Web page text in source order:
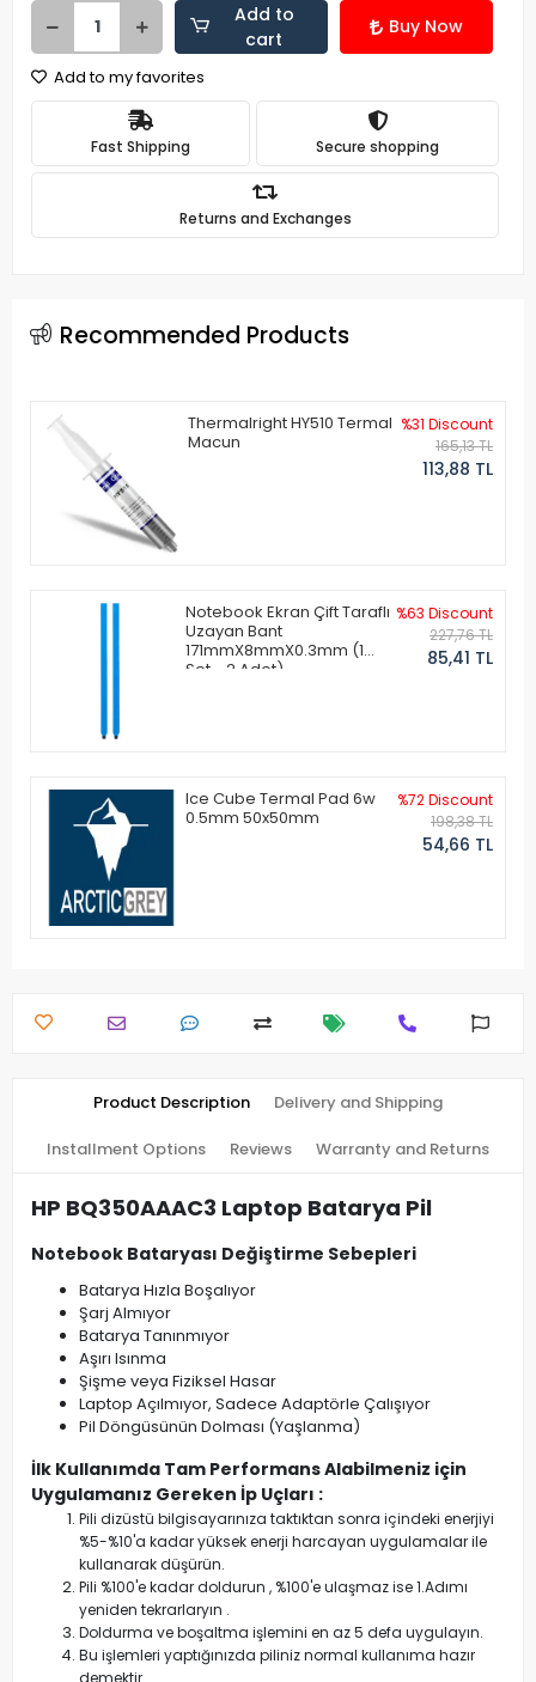
Add to
cart
Buy Now
Add to my favorites
Fast Shipping Secure shopping
Returns and Exchanges
Recommended Products
Thermalright HY510 Termal
Macun
%31 Discount
165,13 TL
113,88 TL
Notebook Ekran Çift Taraflı
Uzayan Bant
171mmX8mmX0.3mm (1
Set - 2 Adet)
%63 Discount
227,76 TL
85,41 TL
Ice Cube Termal Pad 6w
0.5mm 50x50mm
%72 Discount
198,38 TL
54,66 TL
Product Description Delivery and Shipping
Installment Options Reviews Warranty and Returns
HP BQ350AAAC3 Laptop Batarya Pil
Notebook Bataryası Değiştirme Sebepleri
Batarya Hızla Boşalıyor
Şarj Almıyor
Batarya Tanınmıyor
Aşırı Isınma
Şişme veya Fiziksel Hasar
Laptop Açılmıyor, Sadece Adaptörle Çalışıyor
Pil Döngüsünün Dolması (Yaşlanma)
İlk Kullanımda Tam Performans Alabilmeniz için
Uygulamanız Gereken İp Uçları :
Pili dizüstü bilgisayarınıza taktıktan sonra içindeki enerjiyi
%5-%10'a kadar yüksek enerji harcayan uygulamalar ile
kullanarak düşürün.
Pili %100'e kadar doldurun , %100'e ulaşmaz ise 1.Adımı
yeniden tekrarlaryın .
Doldurma ve boşaltma işlemini en az 5 defa uygulayın.
Bu işlemleri yaptığınızda piliniz normal kullanıma hazır
demektir.